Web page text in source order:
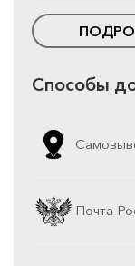
Способы
Почта